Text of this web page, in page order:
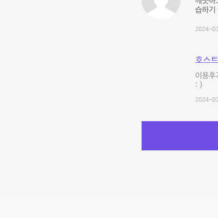
습하
2024-
호스
이용후
: )
2024-